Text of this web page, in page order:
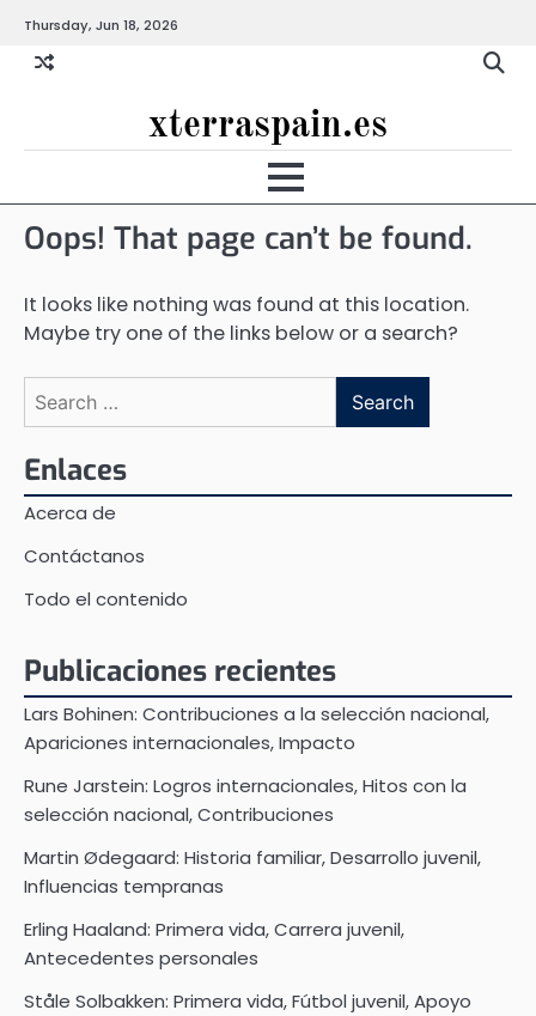
content
Thursday, Jun 18, 2026
xterraspain.es
Oops! That page can’t be found.
It looks like nothing was found at this location.
Maybe try one of the links below or a search?
Search
for:
Enlaces
Acerca de
Contáctanos
Todo el contenido
Publicaciones recientes
Lars Bohinen: Contribuciones a la selección nacional,
Apariciones internacionales, Impacto
Rune Jarstein: Logros internacionales, Hitos con la
selección nacional, Contribuciones
Martin Ødegaard: Historia familiar, Desarrollo juvenil,
Influencias tempranas
Erling Haaland: Primera vida, Carrera juvenil,
Antecedentes personales
Ståle Solbakken: Primera vida, Fútbol juvenil, Apoyo